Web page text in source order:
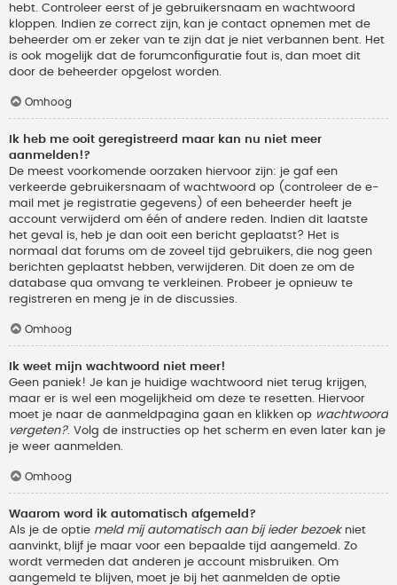
hebt. Controleer eerst of je gebruikersnaam en wachtwoord
kloppen. Indien ze correct zijn, kan je contact opnemen met de
beheerder om er zeker van te zijn dat je niet verbannen bent. Het
is ook mogelijk dat de forumconfiguratie fout is, dan moet dit
door de beheerder opgelost worden.
Omhoog
Ik heb me ooit geregistreerd maar kan nu niet meer
aanmelden!?
De meest voorkomende oorzaken hiervoor zijn: je gaf een
verkeerde gebruikersnaam of wachtwoord op (controleer de e-
mail met je registratie gegevens) of een beheerder heeft je
account verwijderd om één of andere reden. Indien dit laatste
het geval is, heb je dan ooit een bericht geplaatst? Het is
normaal dat forums om de zoveel tijd gebruikers, die nog geen
berichten geplaatst hebben, verwijderen. Dit doen ze om de
database qua omvang te verkleinen. Probeer je opnieuw te
registreren en meng je in de discussies.
Omhoog
Ik weet mijn wachtwoord niet meer!
Geen paniek! Je kan je huidige wachtwoord niet terug krijgen,
maar er is wel een mogelijkheid om deze te resetten. Hiervoor
moet je naar de aanmeldpagina gaan en klikken op wachtwoord
vergeten?. Volg de instructies op het scherm en even later kan je
je weer aanmelden.
Omhoog
Waarom word ik automatisch afgemeld?
Als je de optie meld mij automatisch aan bij ieder bezoekniet
aanvinkt, blijf je maar voor een bepaalde tijd aangemeld. Zo
wordt vermeden dat anderen je account misbruiken. Om
aangemeld te blijven, moet je bij het aanmelden de optie